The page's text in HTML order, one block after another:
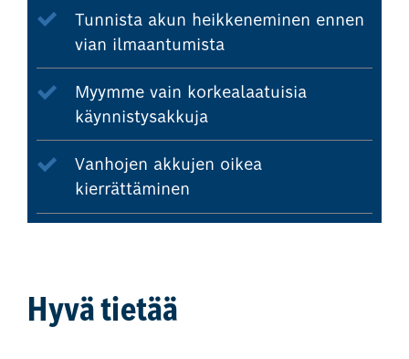
Tunnista akun heikkeneminen ennen
vian ilmaantumista
Myymme vain korkealaatuisia
käynnistysakkuja
Vanhojen akkujen oikea
kierrättäminen
Hyvä tietää